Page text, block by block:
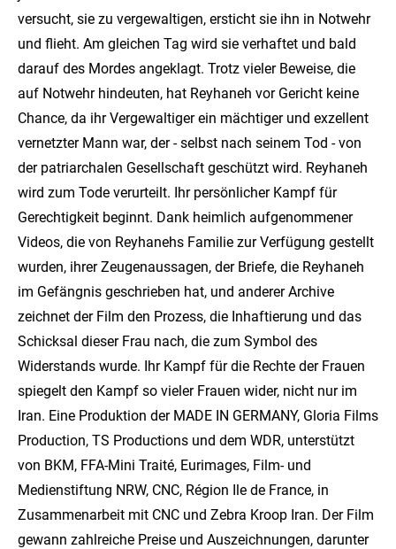
versucht, sie zu vergewaltigen, ersticht sie ihn in Notwehr
und flieht. Am gleichen Tag wird sie verhaftet und bald
darauf des Mordes angeklagt. Trotz vieler Beweise, die
auf Notwehr hindeuten, hat Reyhaneh vor Gericht keine
Chance, da ihr Vergewaltiger ein mächtiger und exzellent
vernetzter Mann war, der - selbst nach seinem Tod - von
der patriarchalen Gesellschaft geschützt wird. Reyhaneh
wird zum Tode verurteilt. Ihr persönlicher Kampf für
Gerechtigkeit beginnt. Dank heimlich aufgenommener
Videos, die von Reyhanehs Familie zur Verfügung gestellt
wurden, ihrer Zeugenaussagen, der Briefe, die Reyhaneh
im Gefängnis geschrieben hat, und anderer Archive
zeichnet der Film den Prozess, die Inhaftierung und das
Schicksal dieser Frau nach, die zum Symbol des
Widerstands wurde. Ihr Kampf für die Rechte der Frauen
spiegelt den Kampf so vieler Frauen wider, nicht nur im
Iran. Eine Produktion der MADE IN GERMANY, Gloria Films
Production, TS Productions und dem WDR, unterstützt
von BKM, FFA-Mini Traité, Eurimages, Film- und
Medienstiftung NRW, CNC, Région Ile de France, in
Zusammenarbeit mit CNC und Zebra Kroop Iran. Der Film
gewann zahlreiche Preise und Auszeichnungen, darunter